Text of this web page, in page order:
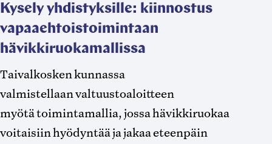
Kysely yhdistyksille: kiinnostus
vapaaehtoistoimintaan
hävikkiruokamallissa
Taivalkosken kunnassa
valmistellaan valtuustoaloitteen
myötä toimintamallia, jossa hävikkiruokaa
voitaisiin hyödyntää ja jakaa eteenpäin